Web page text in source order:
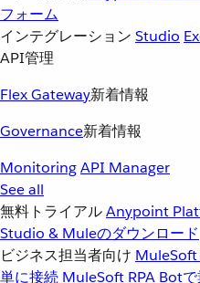
フォーム
インテグレーション Studio
API管理
Flex Gateway新着情報
Governance新着情報
MonitoringAPI Manager
See all
無料トライアルAnypoint
Studio & Muleのダウンロード
ビジネス担当者向け
単に接続 MuleSoft RPA Bot